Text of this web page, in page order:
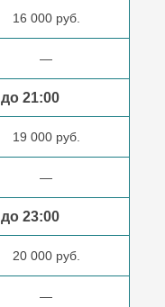
16 000 руб.
—
до 21:00
19 000 руб.
—
до 23:00
20 000 руб.
—